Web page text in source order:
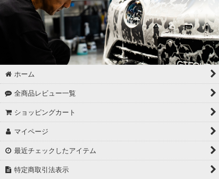
ホーム
全商品レビュー一覧
ショッピングカート
マイページ
最近チェックしたアイテム
特定商取引法表示